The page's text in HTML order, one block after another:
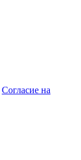
Согласие на